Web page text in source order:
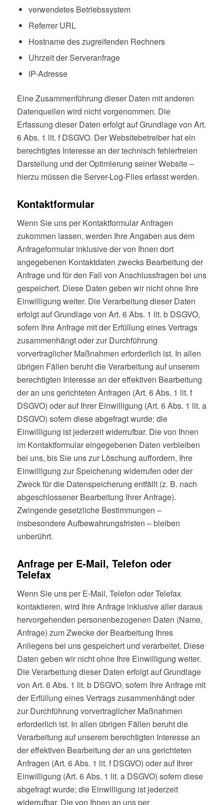
verwendetes Betriebssystem
Referrer URL
Hostname des zugreifenden Rechners
Uhrzeit der Serveranfrage
IP-Adresse
Eine Zusammenführung dieser Daten mit anderen
Datenquellen wird nicht vorgenommen. Die
Erfassung dieser Daten erfolgt auf Grundlage von Art.
6 Abs. 1 lit. f DSGVO. Der Websitebetreiber hat ein
berechtigtes Interesse an der technisch fehlerfreien
Darstellung und der Optimierung seiner Website –
hierzu müssen die Server-Log-Files erfasst werden.
Kontaktformular
Wenn Sie uns per Kontaktformular Anfragen
zukommen lassen, werden Ihre Angaben aus dem
Anfrageformular inklusive der von Ihnen dort
angegebenen Kontaktdaten zwecks Bearbeitung der
Anfrage und für den Fall von Anschlussfragen bei uns
gespeichert. Diese Daten geben wir nicht ohne Ihre
Einwilligung weiter. Die Verarbeitung dieser Daten
erfolgt auf Grundlage von Art. 6 Abs. 1 lit. b DSGVO,
sofern Ihre Anfrage mit der Erfüllung eines Vertrags
zusammenhängt oder zur Durchführung
vorvertraglicher Maßnahmen erforderlich ist. In allen
übrigen Fällen beruht die Verarbeitung auf unserem
berechtigten Interesse an der effektiven Bearbeitung
der an uns gerichteten Anfragen (Art. 6 Abs. 1 lit. f
DSGVO) oder auf Ihrer Einwilligung (Art. 6 Abs. 1 lit. a
DSGVO) sofern diese abgefragt wurde; die
Einwilligung ist jederzeit widerrufbar. Die von Ihnen
im Kontaktformular eingegebenen Daten verbleiben
bei uns, bis Sie uns zur Löschung auffordern, Ihre
Einwilligung zur Speicherung widerrufen oder der
Zweck für die Datenspeicherung entfällt (z. B. nach
abgeschlossener Bearbeitung Ihrer Anfrage).
Zwingende gesetzliche Bestimmungen –
insbesondere Aufbewahrungsfristen – bleiben
unberührt.
Anfrage per E-Mail, Telefon oder
Telefax
Wenn Sie uns per E-Mail, Telefon oder Telefax
kontaktieren, wird Ihre Anfrage inklusive aller daraus
hervorgehenden personenbezogenen Daten (Name,
Anfrage) zum Zwecke der Bearbeitung Ihres
Anliegens bei uns gespeichert und verarbeitet. Diese
Daten geben wir nicht ohne Ihre Einwilligung weiter.
Die Verarbeitung dieser Daten erfolgt auf Grundlage
von Art. 6 Abs. 1 lit. b DSGVO, sofern Ihre Anfrage mit
der Erfüllung eines Vertrags zusammenhängt oder
zur Durchführung vorvertraglicher Maßnahmen
erforderlich ist. In allen übrigen Fällen beruht die
Verarbeitung auf unserem berechtigten Interesse an
der effektiven Bearbeitung der an uns gerichteten
Anfragen (Art. 6 Abs. 1 lit. f DSGVO) oder auf Ihrer
Einwilligung (Art. 6 Abs. 1 lit. a DSGVO) sofern diese
abgefragt wurde; die Einwilligung ist jederzeit
widerrufbar. Die von Ihnen an uns per